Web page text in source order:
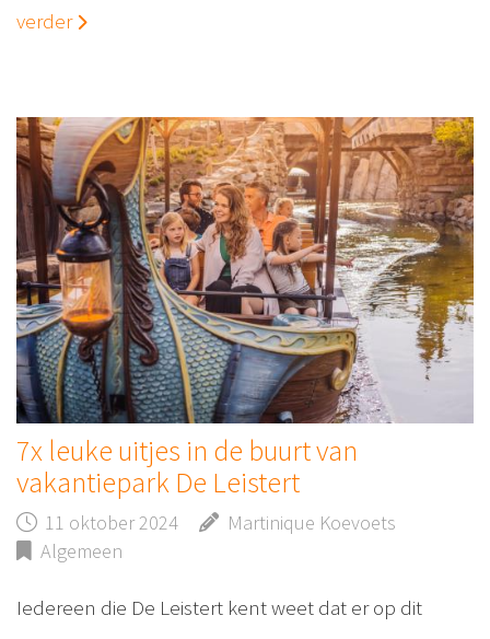
verder
7x leuke uitjes in de buurt van
vakantiepark De Leistert
11 oktober 2024
Martinique Koevoets
Algemeen
Iedereen die De Leistert kent weet dat er op dit